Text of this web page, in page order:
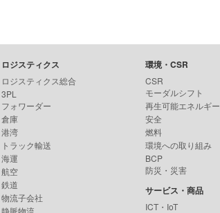
ロジスティクス
ロジスティクス総合
3PL
フォワーダー
倉庫
港湾
トラック輸送
海運
航空
鉄道
物流子会社
環境・CSR
CSR
モーダルシフト
再生可能エネルギー
安全
燃料
環境への取り組み
BCP
防災・災害
サービス・商品
ICT・IoT